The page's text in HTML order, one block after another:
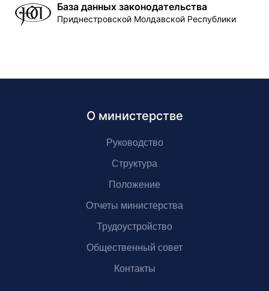
База данных законодательства
Приднестровской Молдавской Республики
О министерстве
Руководство
Структура
Положение
Отчеты министерства
Трудоустройство
Общественный совет
Контакты